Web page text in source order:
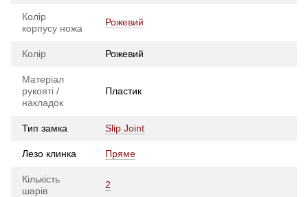
Колір
корпусу ножа
Рожевий
Колір Рожевий
Матеріал
рукояті /
накладок
Пластик
Тип замка Slip Joint
Лезо клинка Пряме
Кількість
шарів
2